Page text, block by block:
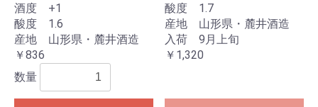
酒度 +1
酸度 1.6
産地 山形県・麓井酒造
￥836
数量
酸度 1.7
産地 山形県・麓井酒造
入荷 9月上旬
￥1,320